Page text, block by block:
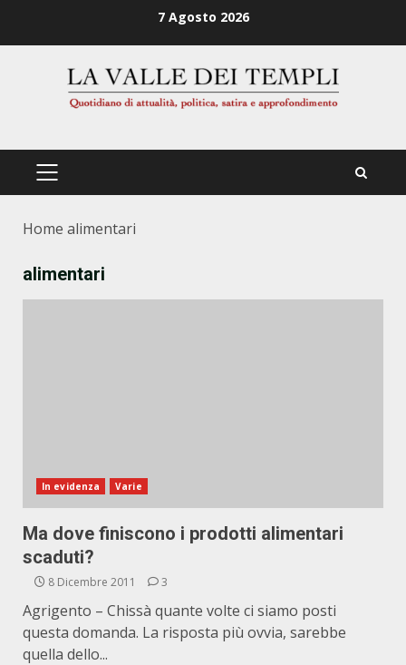
7 Agosto 2026
PRIMÄRES
Home alimentari
alimentari
In evidenza Varie
Ma dove finiscono i prodotti alimentari
scaduti?
8 Dicembre 2011 3
Agrigento – Chissà quante volte ci siamo posti
questa domanda. La risposta più ovvia, sarebbe
quella dello...